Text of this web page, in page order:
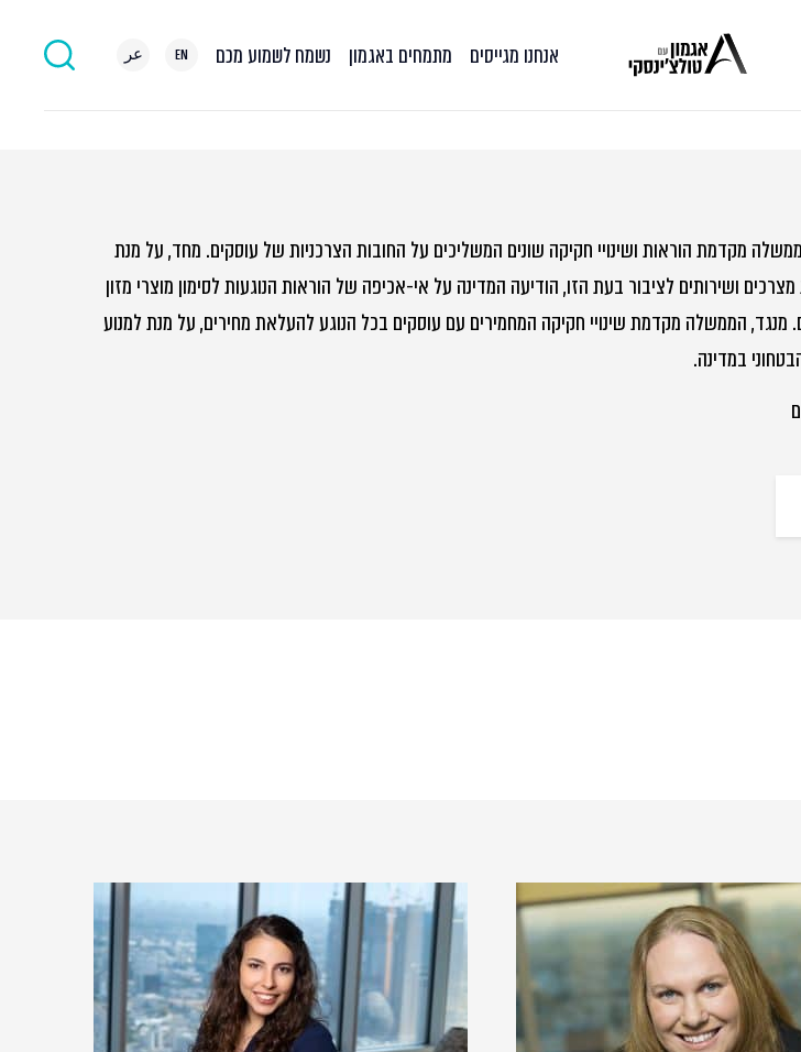
אנחנו מגייסים מתמחים באגמון נשמח לשמוע מכם EN عر
מקדמת הוראות ושינויי חקיקה שונים המשליכים על החובות הצרכניות של עוסקים. מחד, על מנת
ושירותים לציבור בעת הזו, הודיעה המדינה על אי-אכיפה של הוראות הנוגעות לסימון מוצרי מזון
הממשלה מקדמת שינויי חקיקה המחמירים עם עוסקים בכל הנוגע להעלאת מחירים, על מנת למנוע
במדינה.